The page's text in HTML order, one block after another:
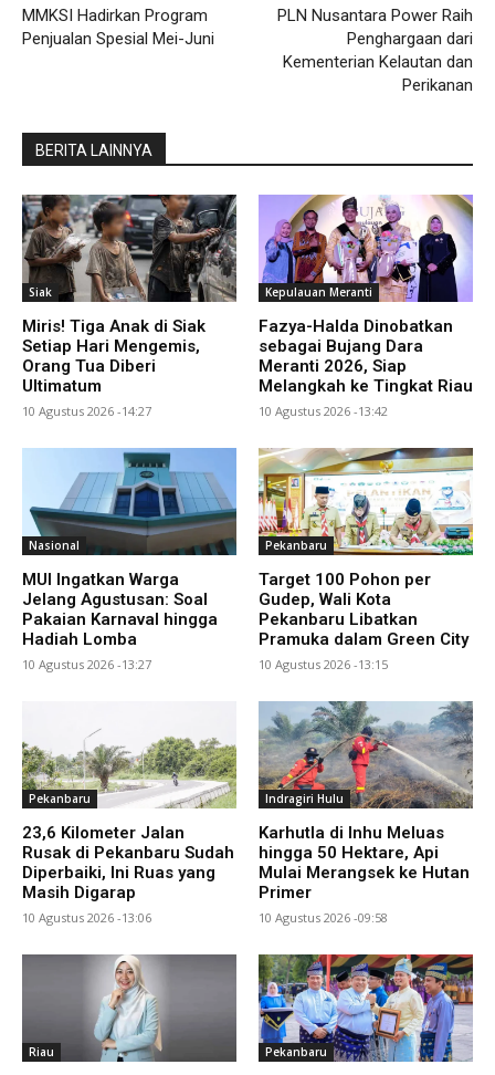
MMKSI Hadirkan Program
Penjualan Spesial Mei-Juni
PLN Nusantara Power Raih
Penghargaan dari
Kementerian Kelautan dan
Perikanan
BERITA LAINNYA
Siak
Miris! Tiga Anak di Siak
Setiap Hari Mengemis,
Orang Tua Diberi
Ultimatum
10 Agustus 2026 -14:27
Kepulauan Meranti
Fazya-Halda Dinobatkan
sebagai Bujang Dara
Meranti 2026, Siap
Melangkah ke Tingkat Riau
10 Agustus 2026 -13:42
Nasional
MUI Ingatkan Warga
Jelang Agustusan: Soal
Pakaian Karnaval hingga
Hadiah Lomba
10 Agustus 2026 -13:27
Pekanbaru
Target 100 Pohon per
Gudep, Wali Kota
Pekanbaru Libatkan
Pramuka dalam Green City
10 Agustus 2026 -13:15
Pekanbaru
23,6 Kilometer Jalan
Rusak di Pekanbaru Sudah
Diperbaiki, Ini Ruas yang
Masih Digarap
10 Agustus 2026 -13:06
Indragiri Hulu
Karhutla di Inhu Meluas
hingga 50 Hektare, Api
Mulai Merangsek ke Hutan
Primer
10 Agustus 2026 -09:58
Riau Pekanbaru